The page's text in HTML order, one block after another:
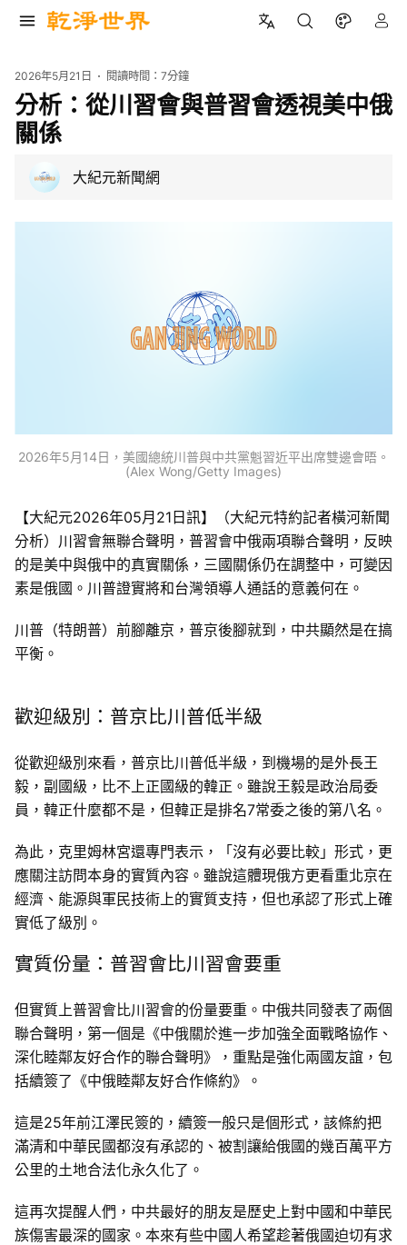
2026年5月21日 閱讀時間：7分鐘
分析：從川習會與普習會透視美中俄
關係
大紀元新聞網
2026年5月14日，美國總統川普與中共黨魁習近平出席雙邊會晤。
(Alex Wong/Getty Images)
【大紀元2026年05月21日訊】（大紀元特約記者橫河新聞
分析）川習會無聯合聲明，普習會中俄兩項聯合聲明，反映
的是美中與俄中的真實關係，三國關係仍在調整中，可變因
素是俄國。川普證實將和台灣領導人通話的意義何在。
川普（特朗普）前腳離京，普京後腳就到，中共顯然是在搞
平衡。
歡迎級別：普京比川普低半級
從歡迎級別來看，普京比川普低半級，到機場的是外長王
毅，副國級，比不上正國級的韓正。雖說王毅是政治局委
員，韓正什麼都不是，但韓正是排名7常委之後的第八名。
為此，克里姆林宮還專門表示，「沒有必要比較」形式，更
應關注訪問本身的實質內容。雖說這體現俄方更看重北京在
經濟、能源與軍民技術上的實質支持，但也承認了形式上確
實低了級別。
實質份量：普習會比川習會要重
但實質上普習會比川習會的份量要重。中俄共同發表了兩個
聯合聲明，第一個是《中俄關於進一步加強全面戰略協作、
深化睦鄰友好合作的聯合聲明》，重點是強化兩國友誼，包
括續簽了《中俄睦鄰友好合作條約》。
這是25年前江澤民簽的，續簽一般只是個形式，該條約把
滿清和中華民國都沒有承認的、被割讓給俄國的幾百萬平方
公里的土地合法化永久化了。
這再次提醒人們，中共最好的朋友是歷史上對中國和中華民
族傷害最深的國家。本來有些中國人希望趁著俄國迫切有求